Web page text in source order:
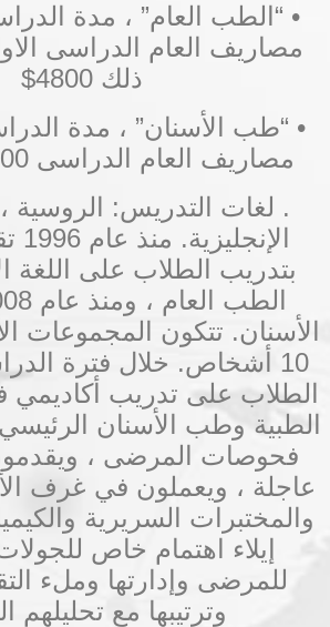
ذلك 4800$
• “طب الأسنان” ، مدة الدراسة 5
مصاريف العام الدراسى 5300$ كل عام
. لغات التدريس: الروسية ،
بتدريب الطلاب على اللغة
10 أشخاص. خلال فترة
الطلاب على تدريب
الطبية وطب الأسنان
فحوصات المرضى ،
عاجلة ، ويعملون في غرف
والمختبرات السريرية
إيلاء اهتمام خاص
للمرضى وإدارتها وملء
وترتيبها مع تحليلهم